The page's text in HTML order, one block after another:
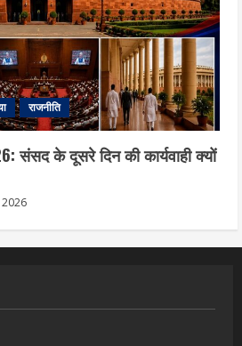
राजनीति
के दूसरे दिन की कार्यवाही क्यों
2026